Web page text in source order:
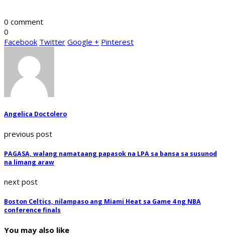
0 comment
0
Facebook Twitter Google + Pinterest
Angelica Doctolero
previous post
PAGASA, walang namataang papasok na LPA sa bansa sa susunod
na limang araw
next post
Boston Celtics, nilampaso ang Miami Heat sa Game 4 ng NBA
conference finals
You may also like